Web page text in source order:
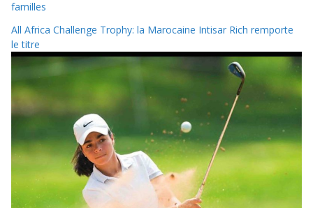
familles
All Africa Challenge Trophy: la Marocaine Intisar Rich remporte
le titre